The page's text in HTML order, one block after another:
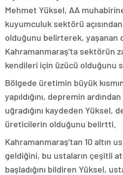
Mehmet Yüksel, AA
kuyumculuk sektörü
olduğunu belirterek, yaşanan
Kahramanmaraş’ta sektörün
kendileri için üzücü olduğunu
Bölgede üretimin büyük
yapıldığını, depremin
uğradığını kaydeden Yüksel,
üreticilerin olduğunu belirtti.
Kahramanmaraş’tan 10 altın
geldiğini, bu ustaların çeşitli
başladığını bildiren Yüksel,